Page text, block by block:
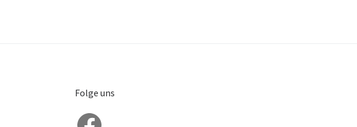
Folge uns
Facebook